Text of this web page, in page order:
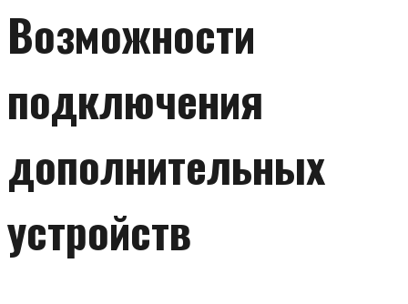
Возможности
подключения
дополнительных
устройств